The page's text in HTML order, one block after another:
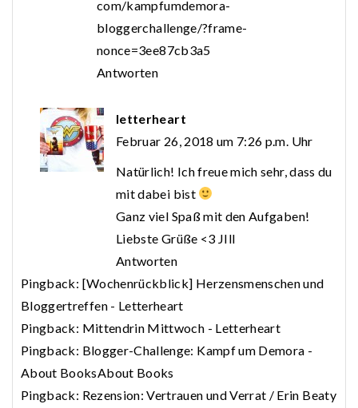
com/kampfumdemora-
bloggerchallenge/?frame-
nonce=3ee87cb3a5
Antworten
letterheart
Februar 26, 2018 um 7:26 p.m. Uhr
Natürlich! Ich freue mich sehr, dass du
mit dabei bist
Ganz viel Spaß mit den Aufgaben!
Liebste Grüße <3 JIll
Antworten
Pingback: [Wochenrückblick] Herzensmenschen und
Bloggertreffen - Letterheart
Pingback: Mittendrin Mittwoch - Letterheart
Pingback: Blogger-Challenge: Kampf um Demora -
About BooksAbout Books
Pingback: Rezension: Vertrauen und Verrat / Erin Beaty